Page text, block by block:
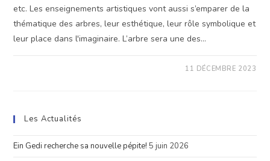
etc. Les enseignements artistiques vont aussi s’emparer de la
thématique des arbres, leur esthétique, leur rôle symbolique et
leur place dans l'imaginaire. L’arbre sera une des…
11 DÉCEMBRE 2023
Les Actualités
Ein Gedi recherche sa nouvelle pépite! 5 juin 2026